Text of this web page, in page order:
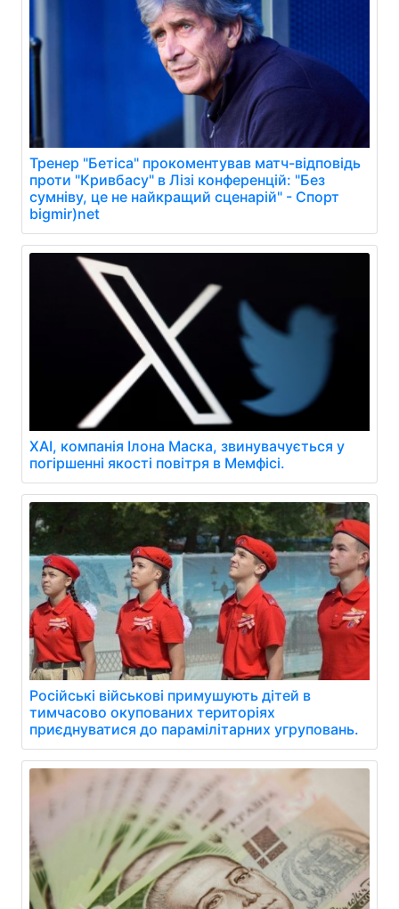
Тренер "Бетіса" прокоментував матч-відповідь
проти "Кривбасу" в Лізі конференцій: "Без
сумніву, це не найкращий сценарій" - Спорт
bigmir)net
XAI, компанія Ілона Маска, звинувачується у
погіршенні якості повітря в Мемфісі.
Російські військові примушують дітей в
тимчасово окупованих територіях
приєднуватися до парамілітарних угруповань.